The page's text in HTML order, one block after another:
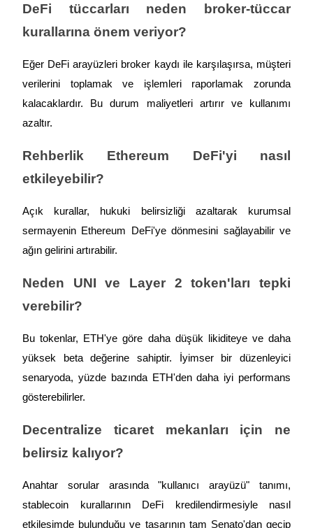
DeFi tüccarları neden broker-tüccar
kurallarına önem veriyor?
Eğer DeFi arayüzleri broker kaydı ile karşılaşırsa, müşteri
verilerini toplamak ve işlemleri raporlamak zorunda
kalacaklardır. Bu durum maliyetleri artırır ve kullanımı
azaltır.
Rehberlik Ethereum DeFi'yi nasıl
etkileyebilir?
Açık kurallar, hukuki belirsizliği azaltarak kurumsal
sermayenin Ethereum DeFi'ye dönmesini sağlayabilir ve
ağın gelirini artırabilir.
Neden UNI ve Layer 2 token'ları tepki
verebilir?
Bu tokenlar, ETH'ye göre daha düşük likiditeye ve daha
yüksek beta değerine sahiptir. İyimser bir düzenleyici
senaryoda, yüzde bazında ETH'den daha iyi performans
gösterebilirler.
Decentralize ticaret mekanları için ne
belirsiz kalıyor?
Anahtar sorular arasında "kullanıcı arayüzü" tanımı,
stablecoin kurallarının DeFi kredilendirmesiyle nasıl
etkileşimde bulunduğu ve tasarının tam Senato'dan geçip